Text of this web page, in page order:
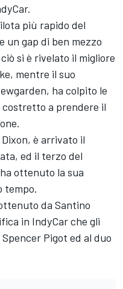
più rapido del
un gap di ben mezzo
si è rivelato il migliore
mentre il suo
ha colpito le
costretto a prendere il
è arrivato il
ed il terzo del
ottenuto la sua
tempo.
da Santino
in IndyCar che gli
Pigot ed al duo